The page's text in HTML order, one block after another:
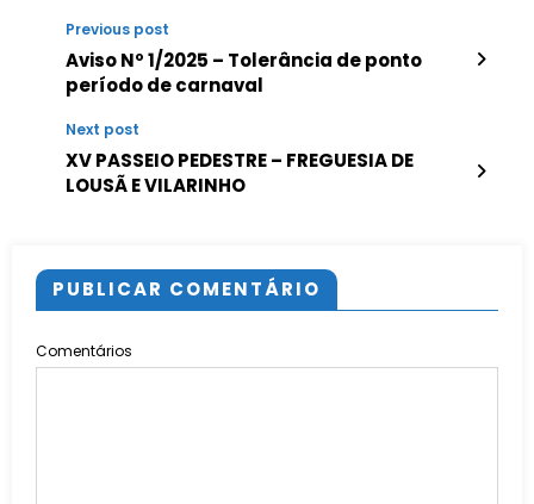
Previous post
Aviso Nº 1/2025 – Tolerância de ponto
período de carnaval
Next post
XV PASSEIO PEDESTRE – FREGUESIA DE
LOUSÃ E VILARINHO
PUBLICAR COMENTÁRIO
Comentários